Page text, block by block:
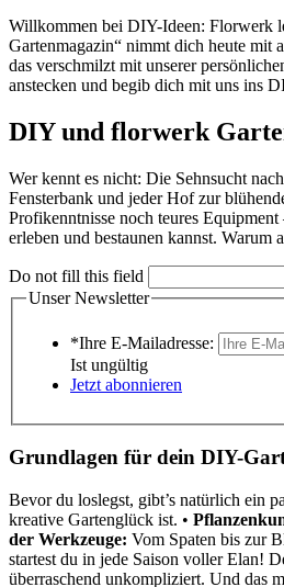
Willkommen bei DIY-Ideen: Florwerk
Gartenmagazin“ nimmt dich heute mit
das verschmilzt mit unserer
anstecken und begib dich mit uns ins
DIY und florwerk
Wer kennt es nicht: Die Sehnsucht
Fensterbank und jeder Hof zur
Profikenntnisse noch teures
erleben und bestaunen kannst.
Do not fill this field
Unser Newsletter
*Ihre E-Mailadresse:
Ist ungültig
Jetzt abonnieren
Grundlagen für dein DIY-
Bevor du loslegst, gibt’s natürlich ein
kreative Gartenglück ist. •
der Werkzeuge: Vom Spaten bis zur
startest du in jede Saison voller Elan!
überraschend unkompliziert. Und das